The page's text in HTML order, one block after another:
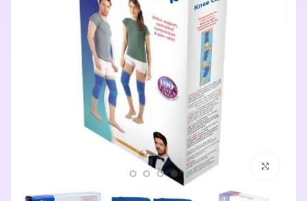
اضغط للتكبير